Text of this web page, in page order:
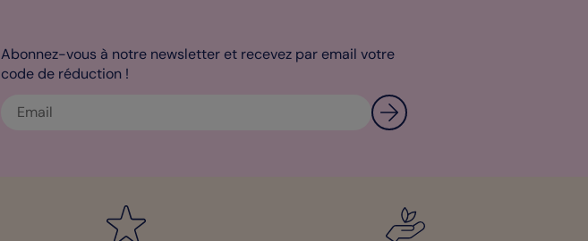
Abonnez-vous à notre newsletter et recevez par email votre
code de réduction !